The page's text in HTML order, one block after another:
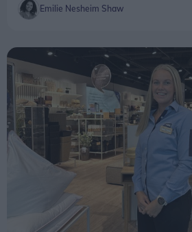
Emilie Nesheim Shaw